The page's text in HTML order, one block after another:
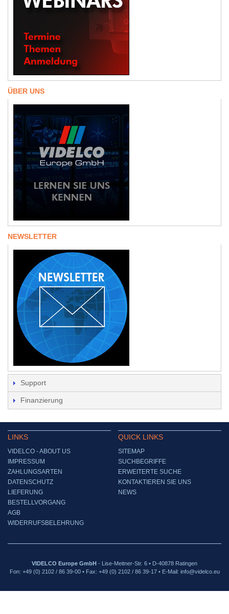
ÜBER UNS
NEWSLETTER
Support
Finanzierung
LINKS
VIDELCO - ABOUT US
IMPRESSUM
ZAHLUNGSARTEN
DATENSCHUTZ
LIEFERUNG
BESTELLVORGANG
AGB
WIDERRUFSBELEHRUNG
QUICK LINKS
SITEMAP
SUCHBEGRIFFE
ERWEITERTE SUCHE
KONTAKTIEREN SIE UNS
NEWS
VIDELCO Europe GmbH - Lise-Meitner-Str. 6 • D-40878 Ratingen
Fon: +49 (0) 2102 / 86 39-00 • Fax: +49 (0) 2102 / 86 39-17 • E-Mail: info@videlco.eu